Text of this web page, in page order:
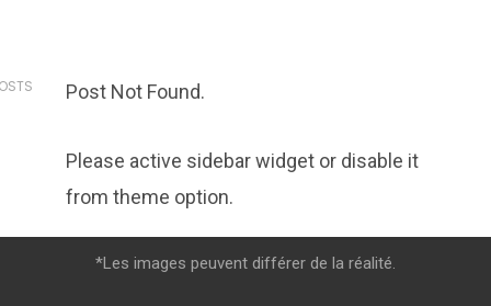
Post Not Found.
Please active sidebar widget or disable it
from theme option.
*Les images peuvent différer de la réalité.